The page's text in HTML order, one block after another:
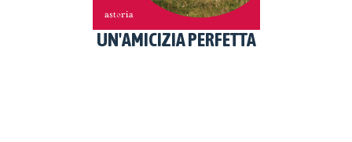
UN'AMICIZIA PERFETTA